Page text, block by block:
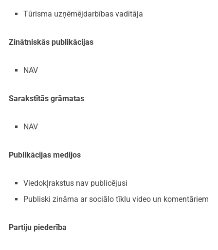
Tūrisma uzņēmējdarbības vadītāja
Zinātniskās publikācijas
NAV
Sarakstītās grāmatas
NAV
Publikācijas medijos
Viedokļrakstus nav publicējusi
Publiski zināma ar sociālo tīklu video un komentāriem
Partiju piederība